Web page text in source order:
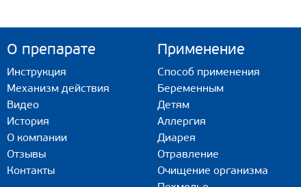
О препарате
Инструкция
Механизм действия
Видео
История
О компании
Отзывы
Контакты
Применение
Способ применения
Беременным
Детям
Аллергия
Диарея
Отравление
Очищение организма